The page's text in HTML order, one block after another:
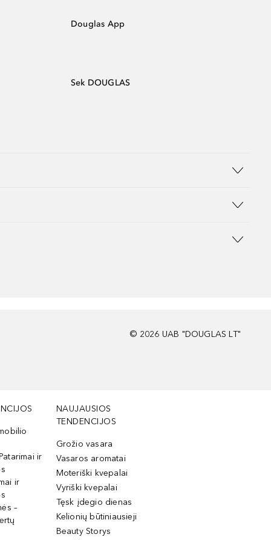
Douglas App
Sek DOUGLAS
© 2026 UAB "DOUGLAS LT"
ir
ir
–
NAUJAUSIOS
TENDENCIJOS
Grožio vasara
Vasaros aromatai
Moteriški kvepalai
Vyriški kvepalai
Tęsk įdegio dienas
Kelionių būtiniausieji
Beauty Storys